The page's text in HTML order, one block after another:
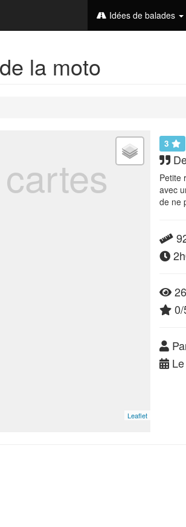
Idées de balades
la moto
Leaflet
3
Petite
avec
de ne